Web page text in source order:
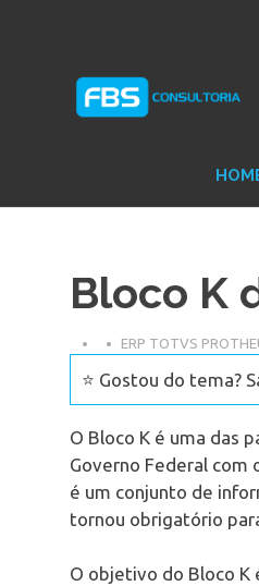
Protheus
TOTVS
Bloco K
ERP TOTVS
⭐ Gostou do tema?
O Bloco K é uma das
Governo Federal com
é um conjunto de
tornou obrigatório
O objetivo do Bloco K